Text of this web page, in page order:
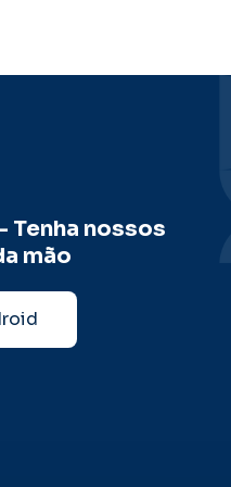
nossos
mão